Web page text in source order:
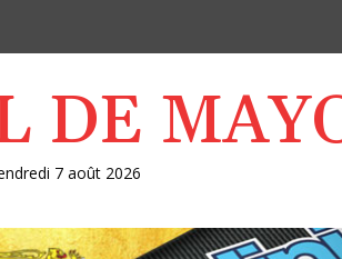
DE
7 août 2026